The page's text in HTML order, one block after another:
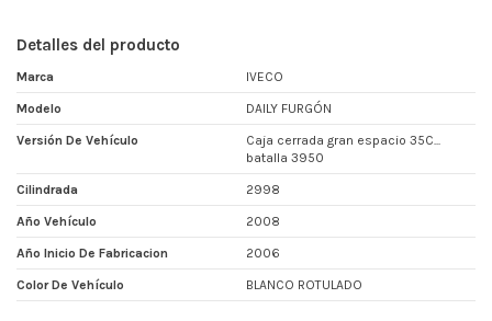
Detalles del producto
Marca IVECO
Modelo DAILY FURGÓN
Versión De Vehículo
Caja cerrada gran espacio 35C...
batalla 3950
Cilindrada 2998
Año Vehículo 2008
Año Inicio De Fabricacion 2006
Color De Vehículo BLANCO ROTULADO